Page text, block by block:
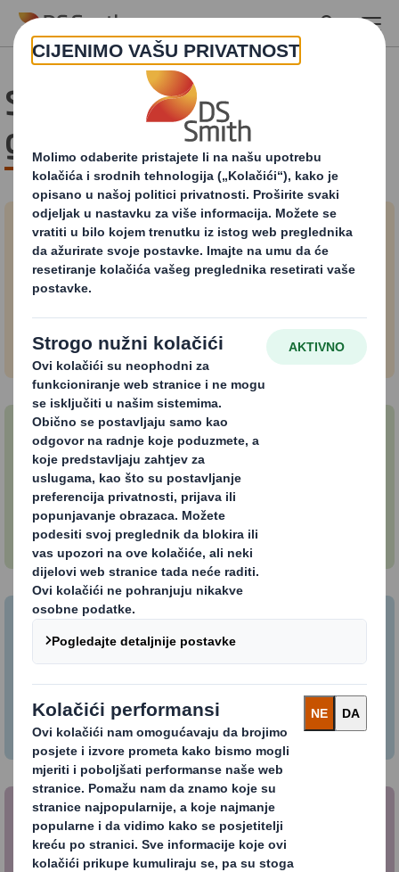
Skip to main content
Saznajte više o kružnom
gospodarstvu
Što je to kružno gospodarstvo?
Saznajte više o novom načinu razmišljanja:
reduce, reuse, recycle (smanjenju otpada,
ponovnoj upotrebi i recikliranju).
Kako pripremiti ambalažu za kružno
gospodarstvo
Otkrijte kružna ambalažna rješenja.
Kako započeti kružno gospodarstvo u
vašem poslovanju
Šest jednostavnih načina da započnete.
Što možete učiniti kako biste podržali
kružno gospodarstvo